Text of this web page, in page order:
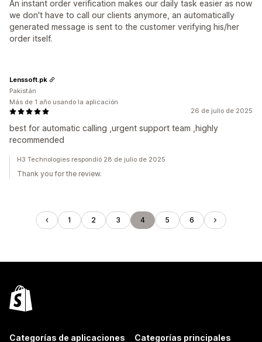
An instant order verification makes our daily task easier as now
we don't have to call our clients anymore, an automatically
generated message is sent to the customer verifying his/her
order itself.
26 de julio de 2025
best for automatic calling ,urgent support team ,highly
recommended
Lenssoft.pk
Pakistán
Más de 1 año usando la aplicación
H3 Technologies respondió 28 de julio de 2025
Thank you for the review.
1 2 3 4 5 6
Categorías de aplicaciones Categorías principales